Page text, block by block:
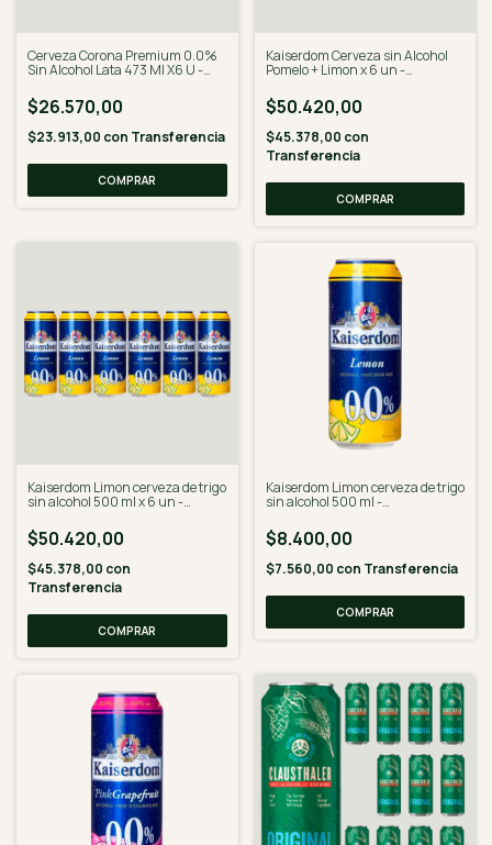
Cerveza Corona Premium 0.0%
Sin Alcohol Lata 473 Ml X6 U -
$26.570,00
$23.913,00 con Transferencia
Kaiserdom Cerveza sin Alcohol
Pomelo + Limon x 6 un -
$50.420,00
$45.378,00 con
Transferencia
Kaiserdom Limon cerveza de trigo
sin alcohol 500 ml x 6 un -
$50.420,00
$45.378,00 con
Transferencia
Kaiserdom Limon cerveza de trigo
sin alcohol 500 ml -
$8.400,00
$7.560,00 con Transferencia